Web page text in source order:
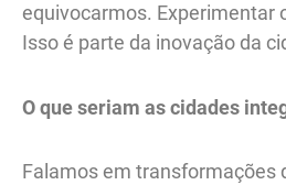
equivocarmos. Experimentar
Isso é parte da inovação da
O que seriam as cidades
Falamos em transformações